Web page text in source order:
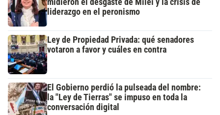
liderazgo en el peronismo
Ley de Propiedad Privada: qué senadores
votaron a favor y cuáles en contra
El Gobierno perdió la pulseada del nombre:
la "Ley de Tierras" se impuso en toda la
conversación digital